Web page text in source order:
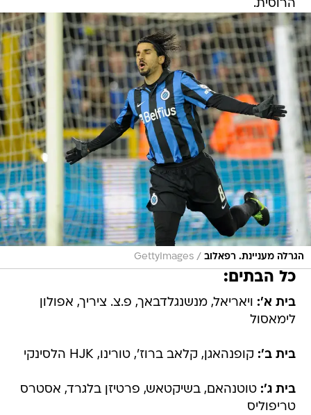
הרוסית.
הגרלה מעניינת. רפאלוב /
GettyImages
כל הבתים:
בית א': ויאריאל, מנשנגלדבאך, פ.צ. ציריך, אפולון
לימאסול
בית ב': קופנהאגן, קלאב ברוז', טורינו, HJK הלסינקי
בית ג': טוטנהאם, בשיקטאש, פרטיזן בלגרד, אסטרס
טריפוליס